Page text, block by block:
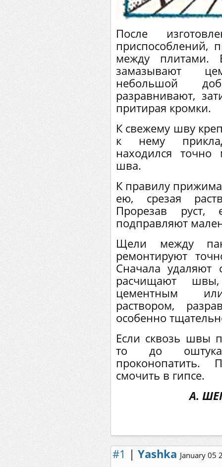
После
приспособлений,
между плитами.
замазывают
небольшой
разравнивают,
притирая кромки.
К свежему шву
к нему
находился
шва.
К правилу
ею, срезая
Прорезав
подправляют
Щели между
ремонтируют
Сначала удаляют
расчищают
цементным или
раствором,
особенно
Если сквозь швы
то до
смочить в гипсе.
А.
#1 | Yashka January 05